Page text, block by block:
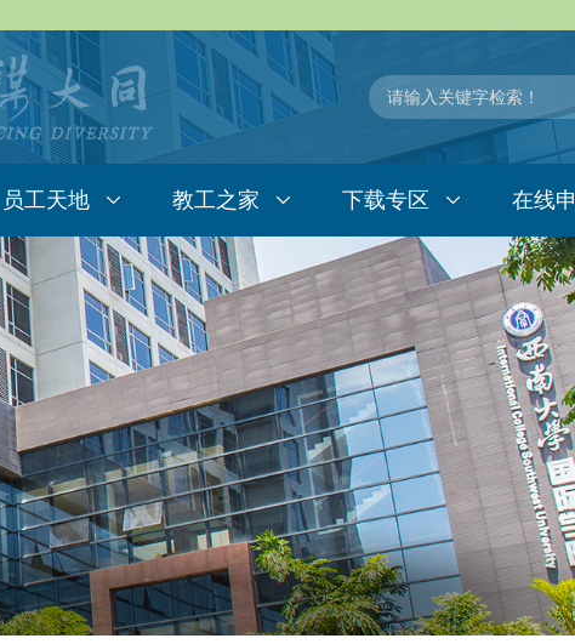
员工天地 教工之家 下载专区 在线